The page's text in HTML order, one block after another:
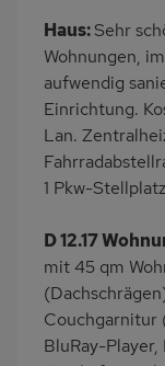
Babybett
Nichtraucher
Haus:Sehr
Wohnungen,
aufwendig
Einrichtung.
Lan.
1 Pkw-
D 12.17
mit 45 qm
Couchgarnitur
BluRay-